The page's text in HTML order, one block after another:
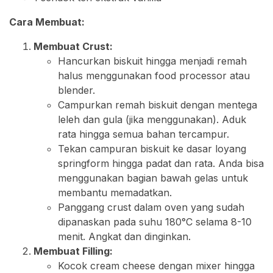
Cara Membuat:
Membuat Crust:
Hancurkan biskuit hingga menjadi remah
halus menggunakan food processor atau
blender.
Campurkan remah biskuit dengan mentega
leleh dan gula (jika menggunakan). Aduk
rata hingga semua bahan tercampur.
Tekan campuran biskuit ke dasar loyang
springform hingga padat dan rata. Anda bisa
menggunakan bagian bawah gelas untuk
membantu memadatkan.
Panggang crust dalam oven yang sudah
dipanaskan pada suhu 180°C selama 8-10
menit. Angkat dan dinginkan.
Membuat Filling:
Kocok cream cheese dengan mixer hingga